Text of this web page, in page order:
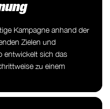
Kampagne anhand der
Zielen und
entwickelt sich das
zu einem